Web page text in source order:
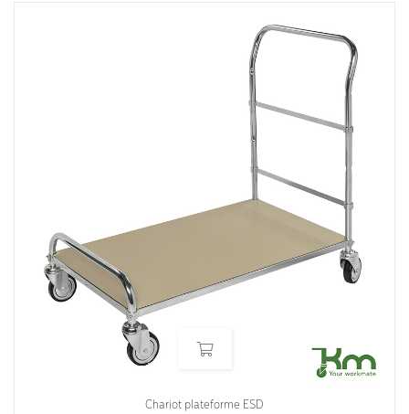
Chariot plateforme ESD